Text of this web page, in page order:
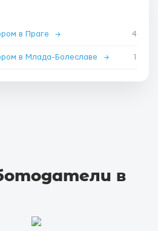
в Праге → 4
в Млада-Болеславе → 1
в